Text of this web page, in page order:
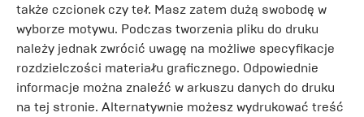
także czcionek czy teł. Masz zatem dużą swobodę w
wyborze motywu. Podczas tworzenia pliku do druku
należy jednak zwrócić uwagę na możliwe specyfikacje
rozdzielczości materiału graficznego. Odpowiednie
informacje można znaleźć w arkuszu danych do druku
na tej stronie. Alternatywnie możesz wydrukować treść